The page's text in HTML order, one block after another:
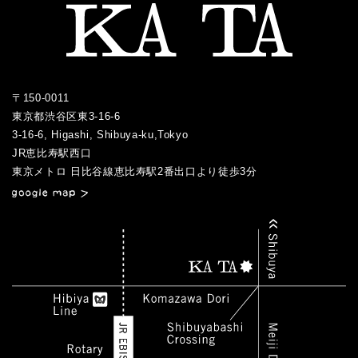
2020.01
2019.01
2018.04
2018.03
2017.05
2017.04
2017.01
2016.04
2016.03
2016.02
2015.08
2015.07
〒150-0011
東京都渋谷区東3-16-6
3-16-6, Higashi, Shibuya-ku,Tokyo
JR恵比寿駅西口
／
東京メトロ 日比谷線恵比寿駅2番出口より徒歩3分